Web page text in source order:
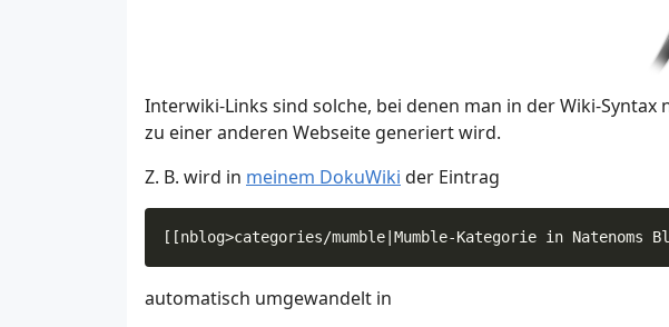
Interwiki-Links sind solche, bei denen man in der Wiki-
zu einer anderen Webseite generiert wird.
Z. B. wird in meinem DokuWiki der Eintrag
automatisch umgewandelt in